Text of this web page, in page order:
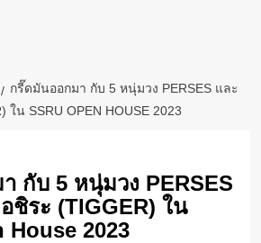
กรี๊ดมันออกมา กับ 5 หนุ่มวง PERSES และ
ใน SSRU OPEN HOUSE 2023
กับ 5 หนุ่มวง PERSES
ชิระ (TIGGER) ใน
House 2023